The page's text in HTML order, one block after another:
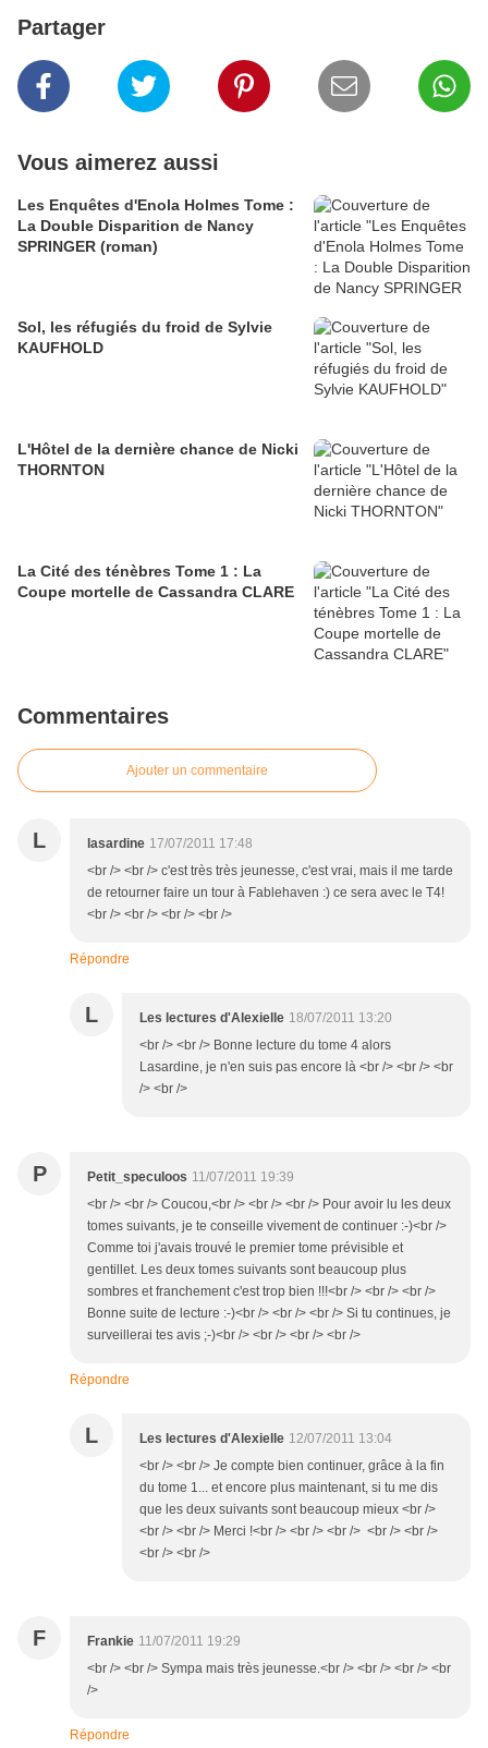
Partager
Vous aimerez aussi
Les Enquêtes d'Enola Holmes Tome :
La Double Disparition de Nancy
SPRINGER (roman)
Sol, les réfugiés du froid de Sylvie
KAUFHOLD
L'Hôtel de la dernière chance de Nicki
THORNTON
La Cité des ténèbres Tome 1 : La
Coupe mortelle de Cassandra CLARE
Commentaires
Ajouter un commentaire
L lasardine 17/07/2011 17:48
<br /> <br /> c'est très très jeunesse, c'est vrai, mais il me tarde
de retourner faire un tour à Fablehaven :) ce sera avec le T4!
<br /> <br /> <br /> <br />
Répondre
L Les lectures d'Alexielle 18/07/2011 13:20
<br /> <br /> Bonne lecture du tome 4 alors
Lasardine, je n'en suis pas encore là <br /> <br /> <br
/> <br />
P Petit_speculoos 11/07/2011 19:39
<br /> <br /> Coucou,<br /> <br /> <br /> Pour avoir lu les deux
tomes suivants, je te conseille vivement de continuer :-)<br />
Comme toi j'avais trouvé le premier tome prévisible et
gentillet. Les deux tomes suivants sont beaucoup plus
sombres et franchement c'est trop bien !!!<br /> <br /> <br />
Bonne suite de lecture :-)<br /> <br /> <br /> Si tu continues, je
surveillerai tes avis ;-)<br /> <br /> <br /> <br />
Répondre
L Les lectures d'Alexielle 12/07/2011 13:04
<br /> <br /> Je compte bien continuer, grâce à la fin
du tome 1... et encore plus maintenant, si tu me dis
que les deux suivants sont beaucoup mieux <br />
<br /> <br /> Merci !<br /> <br /> <br /> <br /> <br />
<br /> <br />
F Frankie 11/07/2011 19:29
<br /> <br /> Sympa mais très jeunesse.<br /> <br /> <br /> <br
/>
Répondre